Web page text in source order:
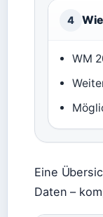
4
WM
Eine
Daten –